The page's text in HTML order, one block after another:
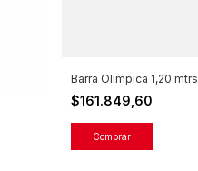
Barra Olimpica 1,20 mtrs
$161.849,60